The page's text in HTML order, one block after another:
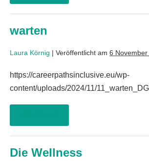
warten
Laura Körnig | Veröffentlicht am 6
https://careerpathsinclusive.eu/wp-
content/uploads/2024/11/
Die Wellness